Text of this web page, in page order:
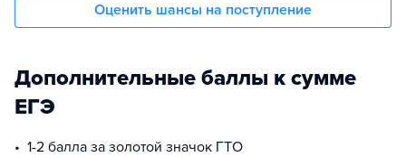
Оценить шансы на поступление
Дополнительные баллы к сумме
ЕГЭ
1-2 балла за золотой значок ГТО